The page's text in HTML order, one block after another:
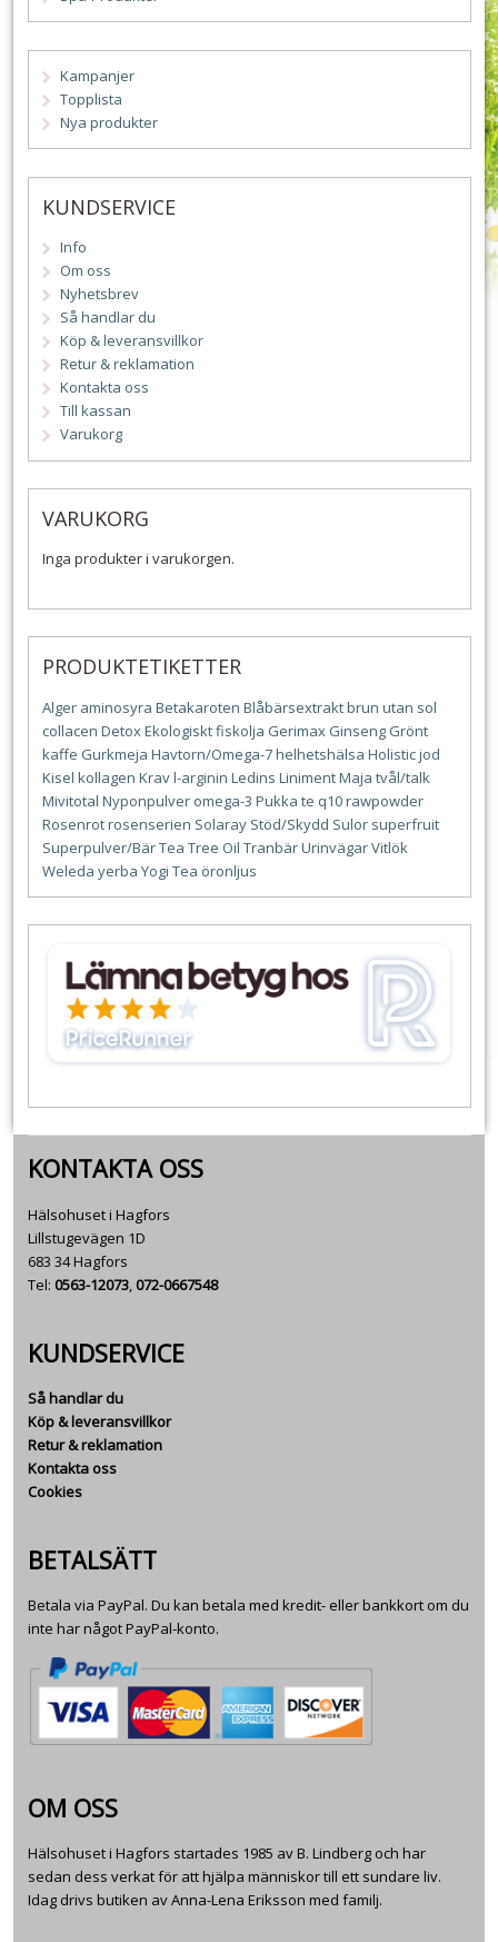
Kampanjer
Topplista
Nya produkter
KUNDSERVICE
Info
Om oss
Nyhetsbrev
Så handlar du
Köp & leveransvillkor
Retur & reklamation
Kontakta oss
Till kassan
Varukorg
VARUKORG
Inga produkter i varukorgen.
PRODUKTETIKETTER
Alger aminosyra Betakaroten Blåbärsextraktbrun utan sol
collacen DetoxEkologisktfiskolja Gerimax Ginseng Grönt
kaffe Gurkmeja Havtorn/Omega-7helhetshälsa Holisticjod
Kisel kollagen Kravl-arginin Ledins LinimentMaja tvål/talk
Mivitotal Nyponpulver omega-3 Pukka te q10rawpowder
Rosenrotrosenserien Solaray Stöd/Skydd Sulor superfruit
Superpulver/BärTea Tree Oil TranbärUrinvägarVitlök
Weleda yerba Yogi Tea öronljus
KONTAKTA OSS
Hälsohuset i Hagfors
Lillstugevägen 1D
683 34 Hagfors
Tel: 0563-12073,072-0667548
KUNDSERVICE
Så handlar du
Köp & leveransvillkor
Retur & reklamation
Kontakta oss
Cookies
BETALSÄTT
Betala via PayPal. Du kan betala med kredit- eller bankkort om du
inte har något PayPal-konto.
OM OSS
Hälsohuset i Hagfors startades 1985 av B. Lindberg och har
sedan dess verkat för att hjälpa människor till ett sundare liv.
Idag drivs butiken av Anna-Lena Eriksson med familj.